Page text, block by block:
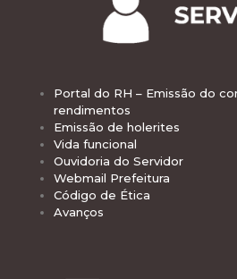
Portal do RH – Emissão do
rendimentos
Emissão de holerites
Vida funcional
Ouvidoria do Servidor
Webmail Prefeitura
Código de Ética
Avanços